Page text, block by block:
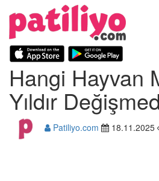
Hangi Hayvan
Yıldır
Patiliyo.com 18.11.2025